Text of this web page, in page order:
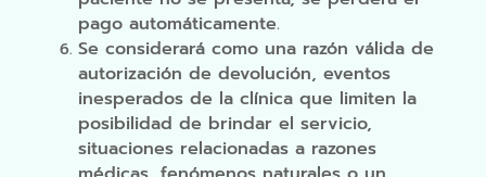
pago automáticamente.
Se considerará como una razón válida de
autorización de devolución, eventos
inesperados de la clínica que limiten la
posibilidad de brindar el servicio,
situaciones relacionadas a razones